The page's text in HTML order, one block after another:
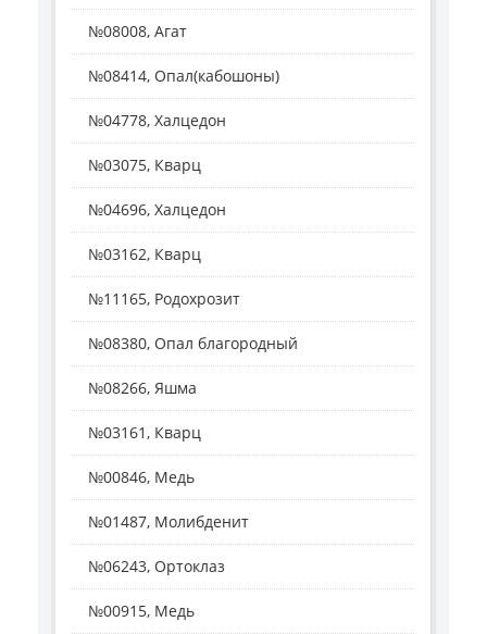
№08008, Агат
№08414, Опал(кабошоны)
№04778, Халцедон
№03075, Кварц
№04696, Халцедон
№03162, Кварц
№11165, Родохрозит
№08380, Опал благородный
№08266, Яшма
№03161, Кварц
№00846, Медь
№01487, Молибденит
№06243, Ортоклаз
№00915, Медь